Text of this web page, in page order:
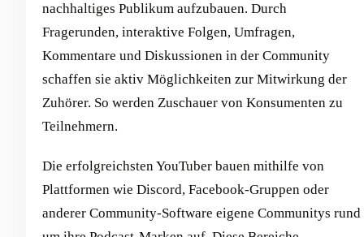
nachhaltiges Publikum aufzubauen. Durch
Fragerunden, interaktive Folgen, Umfragen,
Kommentare und Diskussionen in der Community
schaffen sie aktiv Möglichkeiten zur Mitwirkung der
Zuhörer. So werden Zuschauer von Konsumenten zu
Teilnehmern.
Die erfolgreichsten YouTuber bauen mithilfe von
Plattformen wie Discord, Facebook-Gruppen oder
anderer Community-Software eigene Communitys rund